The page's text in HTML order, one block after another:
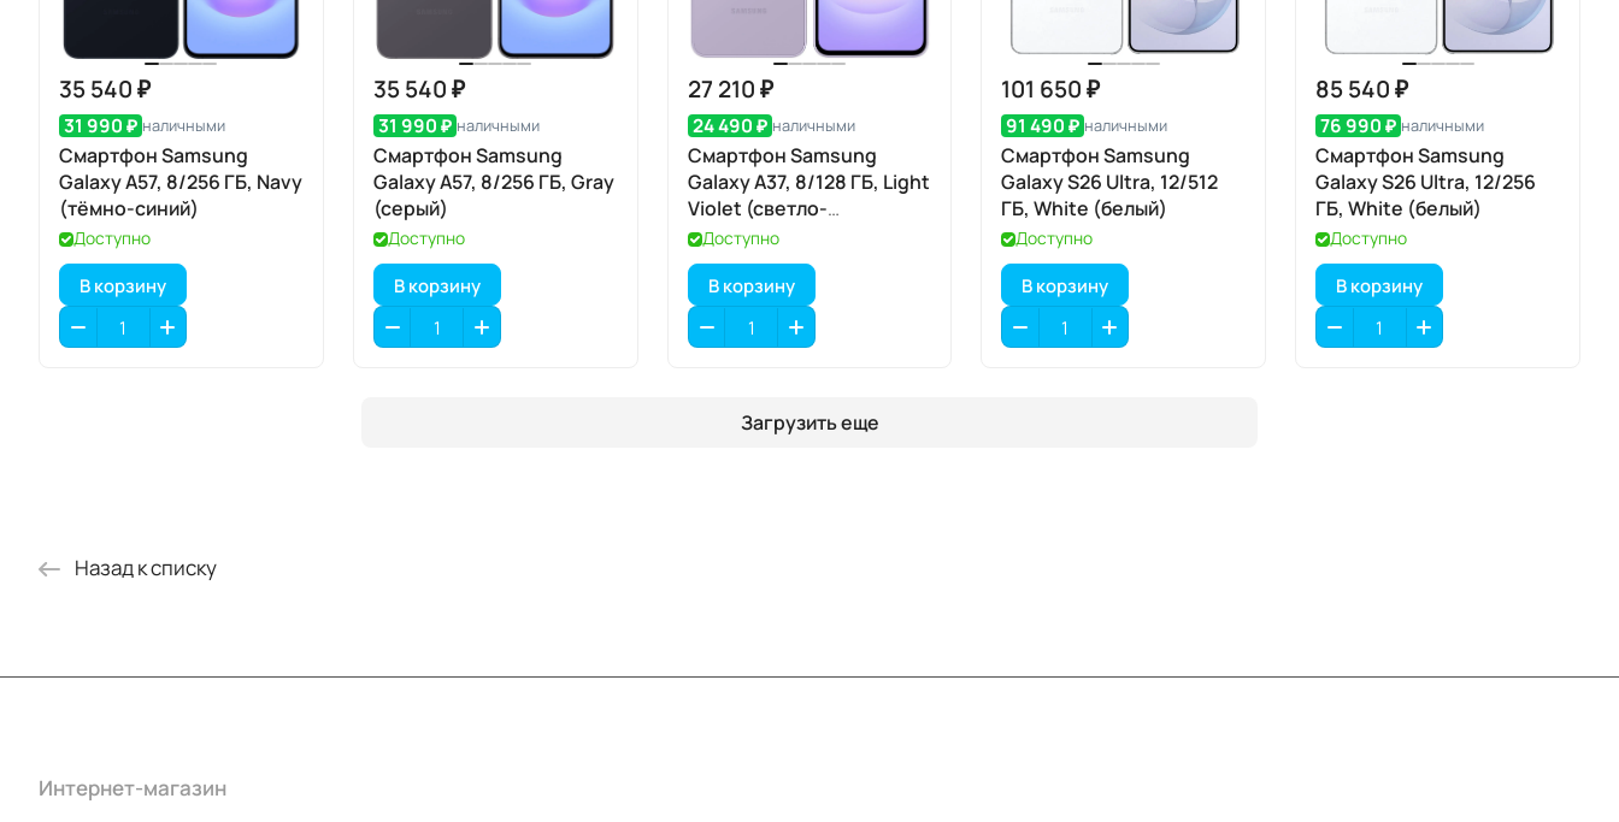
35 540 ₽
31 990 ₽ наличными
Смартфон Samsung
Galaxy A57, 8/256 ГБ, Navy
(тёмно-синий)
Доступно
В корзину
35 540 ₽
31 990 ₽ наличными
Смартфон Samsung
Galaxy A57, 8/256 ГБ, Gray
(серый)
Доступно
В корзину
27 210 ₽
24 490 ₽ наличными
Смартфон Samsung
Galaxy A37, 8/128 ГБ, Light
Violet (светло-
фиолетовый)
Доступно
В корзину
101 650 ₽
91 490 ₽ наличными
Смартфон Samsung
Galaxy S26 Ultra, 12/512
ГБ, White (белый)
Доступно
В корзину
85 540 ₽
76 990 ₽ наличными
Смартфон Samsung
Galaxy S26 Ultra, 12/256
ГБ, White (белый)
Доступно
В корзину
Загрузить еще
Назад к списку
Интернет-магазин